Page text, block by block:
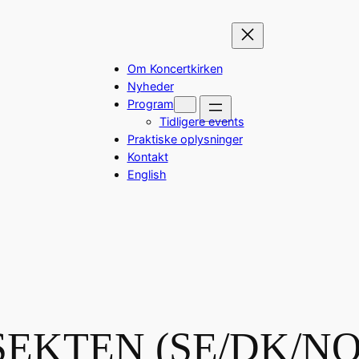
Om Koncertkirken
Nyheder
Program
Tidligere events
Praktiske oplysninger
Kontakt
English
(SE/DK/